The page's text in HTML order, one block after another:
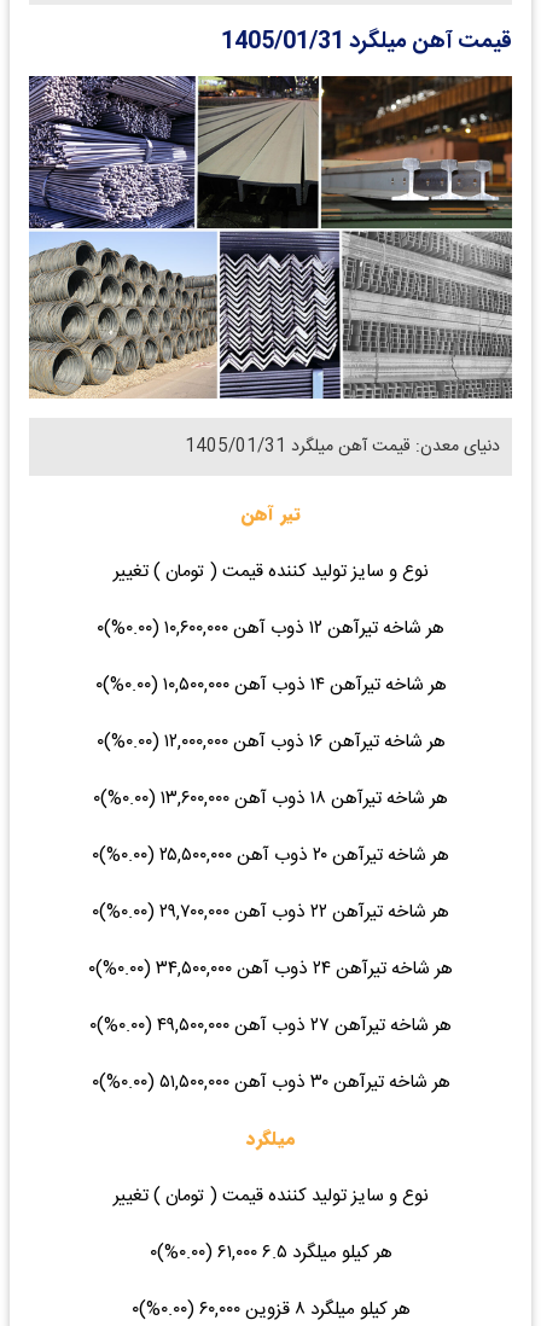
قیمت آهن میلگرد 1405/01/31
دنیای معدن: قیمت آهن میلگرد 1405/01/31
تیر آهن
نوع و سایز تولید کننده قیمت ( تومان ) تغییر
هر شاخه تیرآهن ۱۲ ذوب آهن ۱۰,۶۰۰,۰۰۰ (۰.۰۰%)۰
هر شاخه تیرآهن ۱۴ ذوب آهن ۱۰,۵۰۰,۰۰۰ (۰.۰۰%)۰
هر شاخه تیرآهن ۱۶ ذوب آهن ۱۲,۰۰۰,۰۰۰ (۰.۰۰%)۰
هر شاخه تیرآهن ۱۸ ذوب آهن ۱۳,۶۰۰,۰۰۰ (۰.۰۰%)۰
هر شاخه تیرآهن ۲۰ ذوب آهن ۲۵,۵۰۰,۰۰۰ (۰.۰۰%)۰
هر شاخه تیرآهن ۲۲ ذوب آهن ۲۹,۷۰۰,۰۰۰ (۰.۰۰%)۰
هر شاخه تیرآهن ۲۴ ذوب آهن ۳۴,۵۰۰,۰۰۰ (۰.۰۰%)۰
هر شاخه تیرآهن ۲۷ ذوب آهن ۴۹,۵۰۰,۰۰۰ (۰.۰۰%)۰
هر شاخه تیرآهن ۳۰ ذوب آهن ۵۱,۵۰۰,۰۰۰ (۰.۰۰%)۰
میلگرد
نوع و سایز تولید کننده قیمت ( تومان ) تغییر
هر کیلو میلگرد ۶.۵ ۶۱,۰۰۰ (۰.۰۰%)۰
هر کیلو میلگرد ۸ قزوین ۶۰,۰۰۰ (۰.۰۰%)۰